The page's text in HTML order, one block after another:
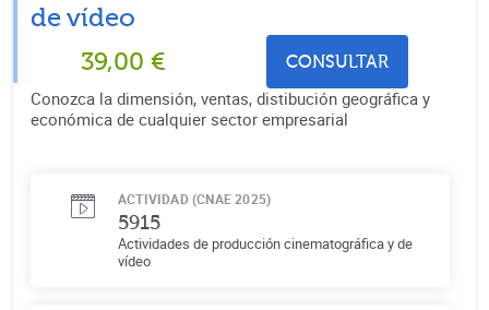
de vídeo
39,00 € CONSULTAR
Conozca la dimensión, ventas, distibución geográfica y
económica de cualquier sector empresarial
ACTIVIDAD (CNAE 2025)
5915
Actividades de producción cinematográfica y de
vídeo